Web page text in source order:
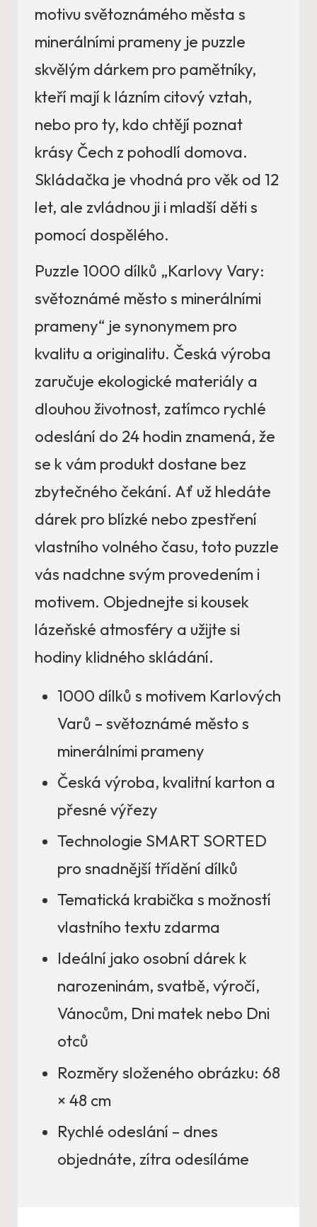
motivu světoznámého města s
minerálními prameny je puzzle
skvělým dárkem pro pamětníky,
kteří mají k lázním citový vztah,
nebo pro ty, kdo chtějí poznat
krásy Čech z pohodlí domova.
Skládačka je vhodná pro věk od 12
let, ale zvládnou ji i mladší děti s
pomocí dospělého.
Puzzle 1000 dílků „Karlovy Vary:
světoznámé město s minerálními
prameny“ je synonymem pro
kvalitu a originalitu. Česká výroba
zaručuje ekologické materiály a
dlouhou životnost, zatímco rychlé
odeslání do 24 hodin znamená, že
se k vám produkt dostane bez
zbytečného čekání. Ať už hledáte
dárek pro blízké nebo zpestření
vlastního volného času, toto puzzle
vás nadchne svým provedením i
motivem. Objednejte si kousek
lázeňské atmosféry a užijte si
hodiny klidného skládání.
1000 dílků s motivem Karlových
Varů – světoznámé město s
minerálními prameny
Česká výroba, kvalitní karton a
přesné výřezy
Technologie SMART SORTED
pro snadnější třídění dílků
Tematická krabička s možností
vlastního textu zdarma
Ideální jako osobní dárek k
narozeninám, svatbě, výročí,
Vánocům, Dni matek nebo Dni
otců
Rozměry složeného obrázku: 68
× 48 cm
Rychlé odeslání – dnes
objednáte, zítra odesíláme